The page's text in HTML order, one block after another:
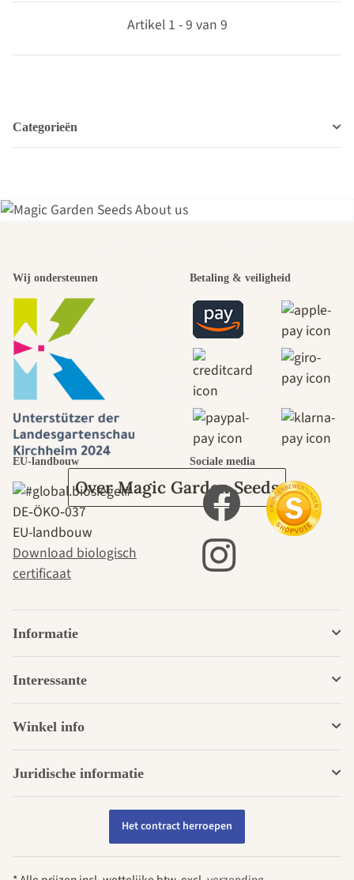
Artikel 1 - 9 van 9
Categorieën
mooiste paden
naar onszelf
leidt door de
tuin.
Over Magic Garden Seeds
Wij ondersteunen Betaling & veiligheid
EU-landbouw
DE‑ÖKO‑037
EU-landbouw
Download biologisch
certificaat
Sociale media
Informatie
Interessante
Winkel info
Juridische informatie
Het contract herroepen